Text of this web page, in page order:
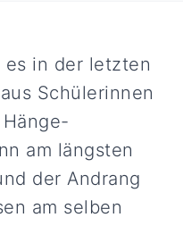
es in der letzten
Schülerinnen
am längsten
der Andrang
am selben